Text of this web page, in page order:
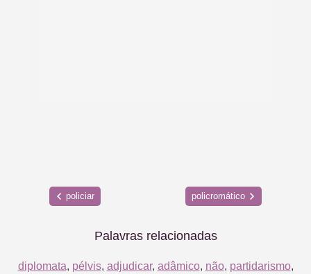
policiar policromático
Palavras relacionadas
diplomata, pélvis, adjudicar, adâmico, não, partidarismo,